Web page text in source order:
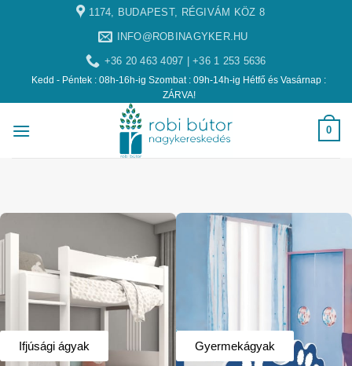
1174, BUDAPEST, RÉGIVÁM KÖZ 8
INFO@ROBINAGYKER.HU
+36 20 463 4097 | +36 1 253 5636
Kedd - Péntek : 08h-16h-ig Szombat : 09h-14h-ig Hétfő és Vasárnap :
ZÁRVA!
0
Ifjúsági ágyak Gyermekágyak